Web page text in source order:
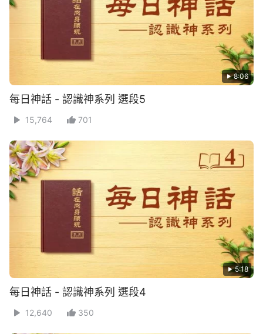
8:06
每日神話 - 認識神系列 選段5
15,764 701
5:18
每日神話 - 認識神系列 選段4
12,640 350